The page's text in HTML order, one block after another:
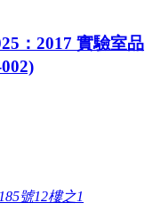
：2017 實驗室品
號12樓之1